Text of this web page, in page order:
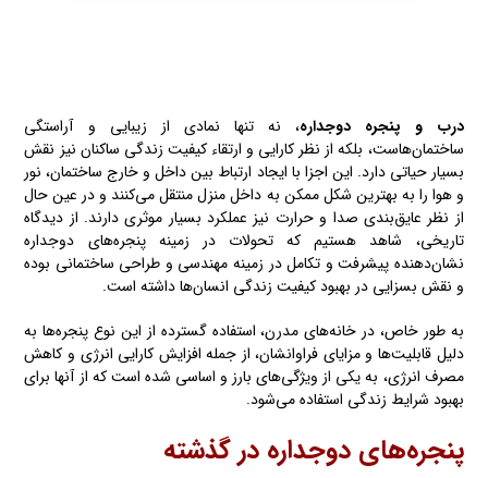
درب و پنجره دوجداره، نه تنها نمادی از زیبایی و آراستگی
ساختمان‌هاست، بلکه از نظر کارایی و ارتقاء کیفیت زندگی ساکنان نیز نقش
بسیار حیاتی دارد. این اجزا با ایجاد ارتباط بین داخل و خارج ساختمان، نور
و هوا را به بهترین شکل ممکن به داخل منزل منتقل می‌کنند و در عین حال
از نظر عایق‌بندی صدا و حرارت نیز عملکرد بسیار موثری دارند. از دیدگاه
تاریخی، شاهد هستیم که تحولات در زمینه پنجره‌های دوجداره
نشان‌دهنده پیشرفت و تکامل در زمینه مهندسی و طراحی ساختمانی بوده
و نقش بسزایی در بهبود کیفیت زندگی انسان‌ها داشته است.
به طور خاص، در خانه‌های مدرن، استفاده گسترده از این نوع پنجره‌ها به
دلیل قابلیت‌ها و مزایای فراوانشان، از جمله افزایش کارایی انرژی و کاهش
مصرف انرژی، به یکی از ویژگی‌های بارز و اساسی شده است که از آنها برای
بهبود شرایط زندگی استفاده می‌شود.
پنجره‌های دوجداره در گذشته